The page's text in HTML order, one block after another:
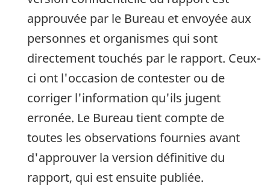
approuvée par le Bureau et envoyée aux
personnes et organismes qui sont
directement touchés par le rapport. Ceux-
ci ont l'occasion de contester ou de
corriger l'information qu'ils jugent
erronée. Le Bureau tient compte de
toutes les observations fournies avant
d'approuver la version définitive du
rapport, qui est ensuite publiée.